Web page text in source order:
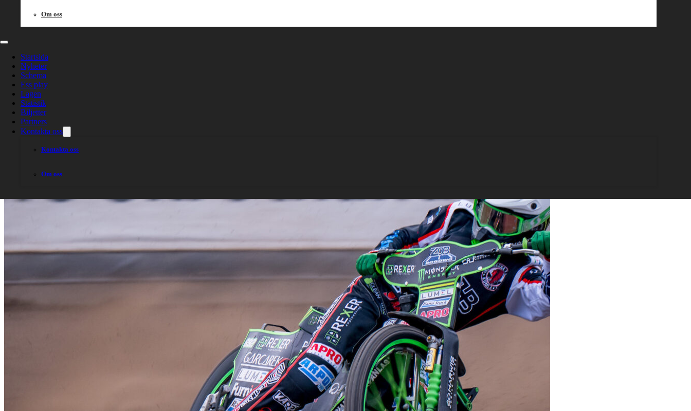
Om oss
Startsida
Nyheter
Schema
Ess play
Lagen
Statistik
Biljetter
Partners
Kontakta oss
Kontakta oss
Om oss
Två lag på slutspelsjakt i Kumla